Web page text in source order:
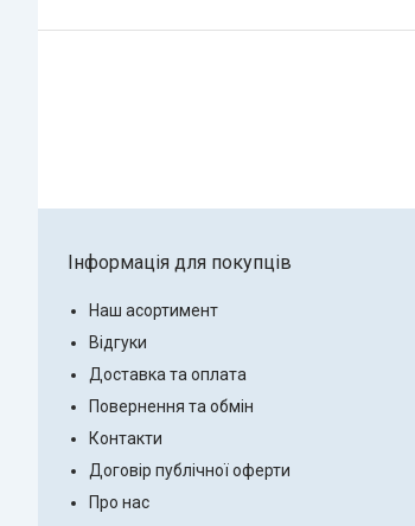
Інформація для покупців
Наш асортимент
Відгуки
Доставка та оплата
Повернення та обмін
Контакти
Договір публічної оферти
Про нас